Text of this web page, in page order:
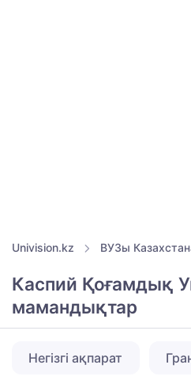
Univision.kz ВУЗы
Каспий Қоғамдық
мамандықтар
Негізгі ақпарат